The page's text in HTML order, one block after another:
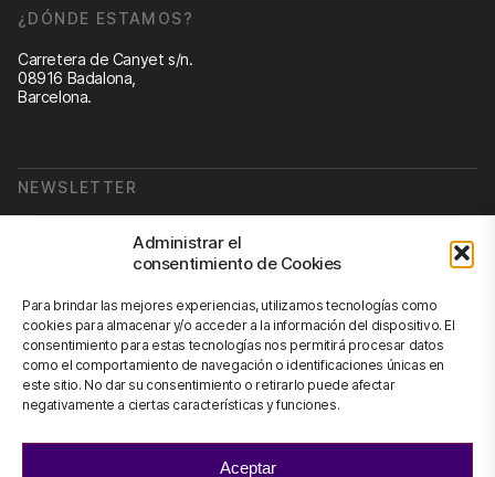
Administrar el
consentimiento de Cookies
Para brindar las mejores experiencias, utilizamos tecnologías como
cookies para almacenar y/o acceder a la información del dispositivo. El
consentimiento para estas tecnologías nos permitirá procesar datos
como el comportamiento de navegación o identificaciones únicas en
este sitio. No dar su consentimiento o retirarlo puede afectar
negativamente a ciertas características y funciones.
Aceptar
¿DÓNDE ESTAMOS?
Carretera de Canyet s/n.
08916 Badalona,
Barcelona.
NEWSLETTER
CONTÁCTANOS
info@scienhub.org